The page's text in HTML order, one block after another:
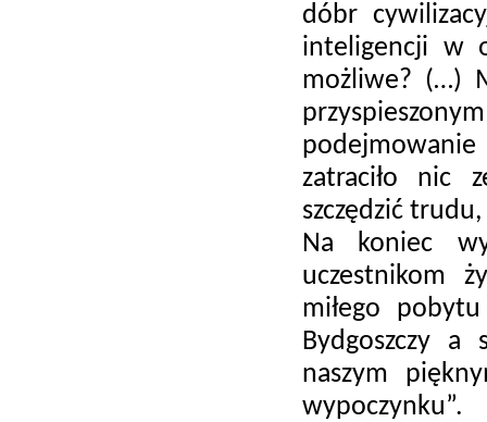
dóbr
inteligencji w
możliwe? (…)
podejmowanie
zatraciło nic
szczędzić
Na koniec
uczestnikom
miłego
Bydgoszczy a
naszym
wypoczynku”.